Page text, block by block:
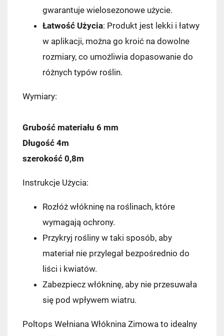
gwarantuje wielosezonowe użycie.
Łatwość Użycia: Produkt jest lekki i łatwy
w aplikacji, można go kroić na dowolne
rozmiary, co umożliwia dopasowanie do
różnych typów roślin.
Wymiary:
Grubość materiału 6 mm
Długość 4m
szerokość 0,8m
Instrukcje Użycia:
Rozłóż włókninę na roślinach, które
wymagają ochrony.
Przykryj rośliny w taki sposób, aby
materiał nie przylegał bezpośrednio do
liści i kwiatów.
Zabezpiecz włókninę, aby nie przesuwała
się pod wpływem wiatru.
Poltops Wełniana Włóknina Zimowa to idealny
Kraj wysyłki:
Kurier Pocztex
Kurier InPost
InPost Paczkomat 24/7(przewidywana
dostawa: następny dzień roboczy)
14,99 zł
Kurier InPost - przedpłata